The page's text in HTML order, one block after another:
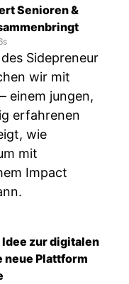
Senioren &
Sidepreneur
wir mit
einem jungen,
erfahrenen
wie
mit
Impact
Idee zur digitalen
neue Plattform